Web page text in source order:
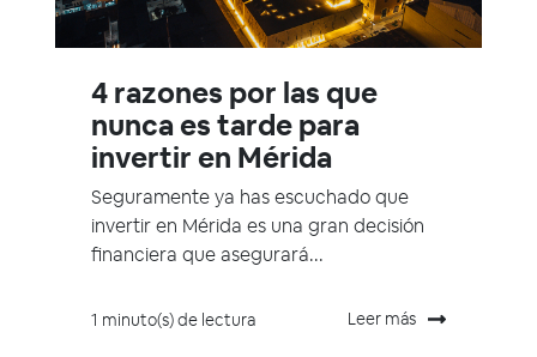
4 razones por las que
nunca es tarde para
invertir en Mérida
Seguramente ya has escuchado que
invertir en Mérida es una gran decisión
financiera que asegurará...
1 minuto(s) de lectura Leer más